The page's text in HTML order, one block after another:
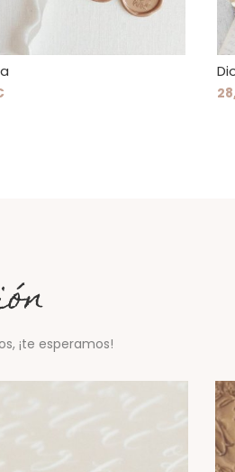
¡te esperamos!